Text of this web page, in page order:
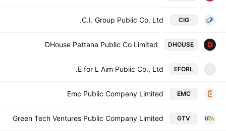
CIG
C.I. Group Public Co. Ltd.
DHOUSE
DHouse Pattana Public Co Limited
EFORL
E for L Aim Public Co., Ltd.
EMC
Emc Public Company Limited
GTV
Green Tech Ventures Public Company Limited